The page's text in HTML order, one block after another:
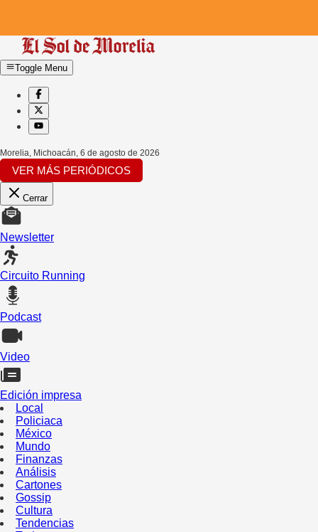
Toggle Menu
Morelia, Michoacán, 6 de agosto de 2026
VER MÁS PERIÓDICOS
Cerrar
Newsletter
Circuito Running
Podcast
Video
Edición impresa
Local
Policiaca
México
Mundo
Finanzas
Análisis
Cartones
Gossip
Cultura
Tendencias